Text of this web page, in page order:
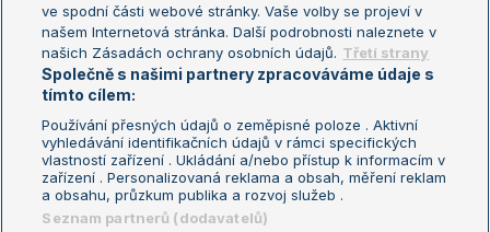
Fotbalové přestupy
Livesport Daily
LS Prague Open
Podmínky užití
Nastavení soukromí
GDPR a žurnalistika
Reklama
Kontakt
Informace o zpracování osobních
údajů
ve spodní části webové stránky. Vaše volby se projeví v
našem Internetová stránka. Další podrobnosti naleznete v
našich Zásadách ochrany osobních údajů. Třetí strany
Společně s našimi partnery zpracováváme údaje s
tímto cílem:
Používání přesných údajů o zeměpisné poloze . Aktivní
vyhledávání identifikačních údajů v rámci specifických
vlastností zařízení . Ukládání a/nebo přístup k informacím v
zařízení . Personalizovaná reklama a obsah, měření reklam
a obsahu, průzkum publika a rozvoj služeb .
Seznam partnerů (dodavatelů)